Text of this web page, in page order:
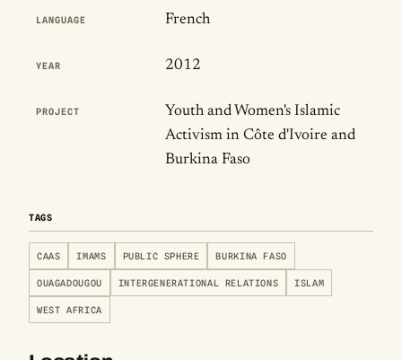
LANGUAGE French
YEAR 2012
PROJECT
Youth and Women's Islamic
Activism in Côte d'Ivoire and
Burkina Faso
TAGS
CAAS IMAMS PUBLIC SPHERE BURKINA FASO
OUAGADOUGOU INTERGENERATIONAL RELATIONS ISLAM
WEST AFRICA